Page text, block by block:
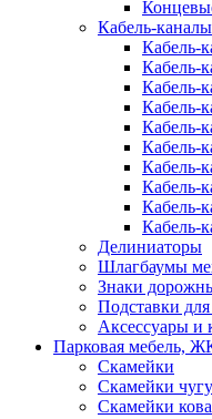
Кабель-каналы
Кабель-
Кабель-
Кабель-
Кабель-
Кабель-
Кабель-
Кабель-
Кабель-
Кабель-
Кабель-
Делиниаторы
Шлагбаумы
Знаки
Подставки
Аксессуары и
Парковая мебель,
Скамейки
Скамейки
Скамейки